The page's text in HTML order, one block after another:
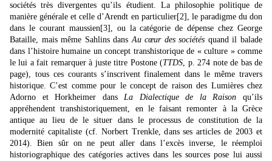
sociétés très divergentes qu’ils étudient. La philosophie politique de
manière générale et celle d’Arendt en particulier[2] , le paradigme du don
dans le courant maussien[3] , ou la catégorie de dépense chez George
Bataille, mais même Sahlins dansAu cœur des sociétés quand il balade
dans l’histoire humaine un concept transhistorique de « culture » comme
le lui a fait remarquer à juste titre Postone (TTDS, p. 274 note de bas de
page), tous ces courants s’inscrivent finalement dans le même travers
historique. C’est comme pour le concept de raison des Lumières chez
Adorno et Horkheimer dansLa Dialectique de la Raison qu’ils
appréhendent transhistoriquement, en le faisant remonter à la Grèce
antique au lieu de le situer dans le processus de constitution de la
modernité capitaliste (cf. Norbert Trenkle, dans ses articles de 2003 et
2014). Bien sûr on ne peut aller dans l’excès inverse, le réemploi
historiographique des catégories actives dans les sources pose lui aussi